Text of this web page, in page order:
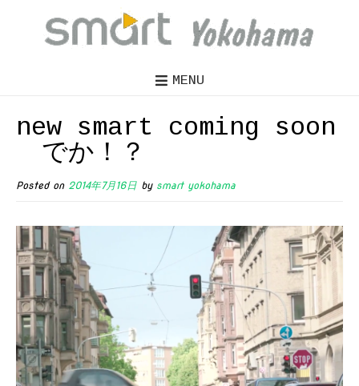
MENU
new smart coming soon
でか！？
Posted on 2014年7月16日 by smart yokohama